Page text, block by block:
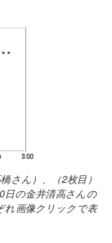
さん）、（2枚目）
日の金井清高さんの
れ画像クリックで表